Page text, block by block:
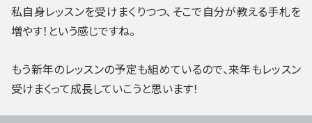
私自身レッスンを受けまくりつつ、そこで自分が教える手札を
増やす！という感じですね。
もう新年のレッスンの予定も組めているので、来年もレッスン
受けまくって成長していこうと思います！